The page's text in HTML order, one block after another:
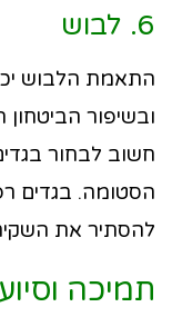
6. לבוש
התאמת הלבוש
ובשיפור הביטחון
חשוב לבחור
הסטומה. בגדים
להסתיר את
תמיכה וסיוע